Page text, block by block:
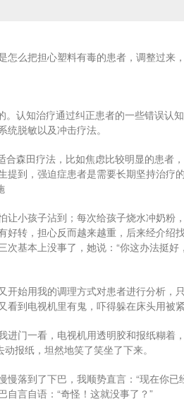
么把担心塑料有毒的患者，调整过来
认知治疗通过纠正患者的一些错误认
脱敏以及冲击疗法。
森田疗法，比如焦虑比较明显的患者
提到，强迫症患者是需要长期坚持治
让小孩子沾到；每次给孩子烧水冲奶
好转，担心反而越来越重，后来经介
基本上没事了，她说：“你这办法挺
开始用我的调理方式对患者进行分析
到电视机里有鬼，吓得躲在床头用被
进门一看，电视机用透明胶和报纸糊
报纸，坦然地笑了笑坐了下来。
落到了下巴，我顺势直言：“现在你
言自语：“奇怪！这就没事了？”